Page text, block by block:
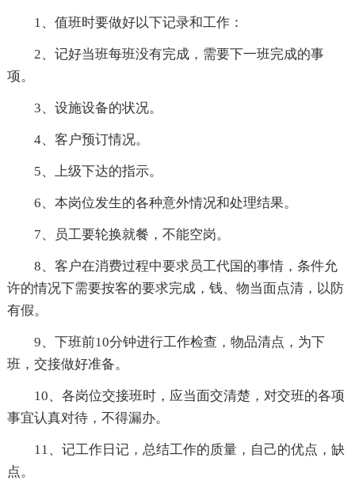
1、值班时要做好以下记录和工作：
2、记好当班每班没有完成，需要下一班完成的事
项。
3、设施设备的状况。
4、客户预订情况。
5、上级下达的指示。
6、本岗位发生的各种意外情况和处理结果。
7、员工要轮换就餐，不能空岗。
8、客户在消费过程中要求员工代国的事情，条件允
许的情况下需要按客的要求完成，钱、物当面点清，以防
有假。
9、下班前10分钟进行工作检查，物品清点，为下
班，交接做好准备。
10、各岗位交接班时，应当面交清楚，对交班的各项
事宜认真对待，不得漏办。
11、记工作日记，总结工作的质量，自己的优点，缺
点。